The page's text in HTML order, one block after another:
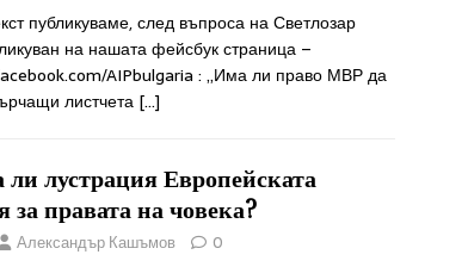
публикуваме, след въпроса на Светлозар
на нашата фейсбук страница –
AIPbulgaria : „Има ли право МВР да
листчета […]
ли лустрация Европейската
за правата на човека?
Александър Кашъмов 0